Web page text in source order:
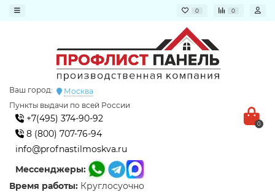
0 0
Ваш город:
Москва
Пункты выдачи по всей России
+7(495) 374-90-92
8 (800) 707-76-94
info@profnastilmoskva.ru
Мессенджеры:
Время работы: Круглосуочно
0